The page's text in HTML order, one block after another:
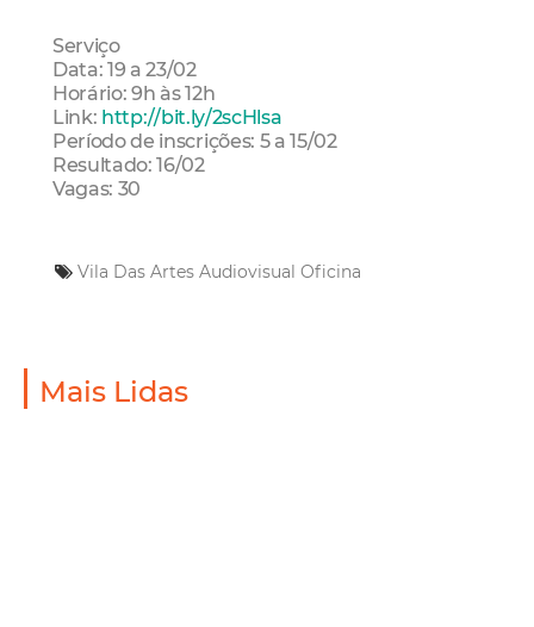
Serviço
Data: 19 a 23/02
Horário: 9h às 12h
Link: http://bit.ly/2scHlsa
Período de inscrições: 5 a 15/02
Resultado: 16/02
Vagas: 30
Vila Das Artes Audiovisual Oficina
Mais Lidas